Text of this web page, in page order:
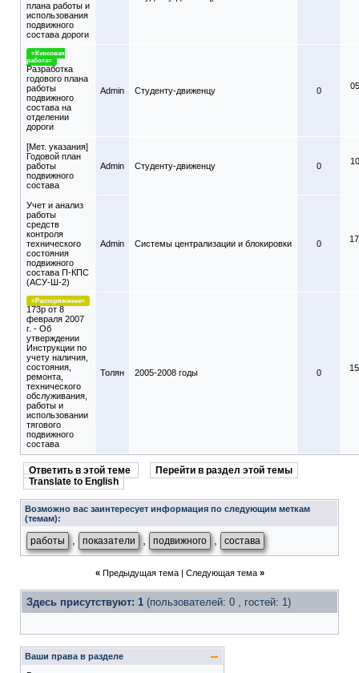
плана работы и
использования
подвижного
состава дороги
=Курсовая
работа=
Разработка
годового плана
работы
подвижного
состава на
отделении
дороги
Admin Студенту-движeнцу 0
[Мет. указания]
Годовой план
работы
подвижного
состава
Admin Студенту-движeнцу 0
Учет и анализ
работы
средств
контроля
технического
состояния
подвижного
состава П-КПС
(АСУ-Ш-2)
Admin Системы централизации и блокировки 0
=Распоряжение=
173р от 8
февраля 2007
г. - Об
утверждении
Инструкции по
учету наличия,
состояния,
ремонта,
технического
обслуживания,
работы и
использовании
тягового
подвижного
состава
Толян 2005-2008 годы 0
Ответить в этой теме
Перейти в раздел этой темы
Translate to English
Возможно вас заинтересует информация по следующим меткам
(темам):
работы показатели подвижного состава
« Предыдущая тема| Следующая тема »
Здесь присутствуют: 1 (пользователей: 0 , гостей: 1)
Ваши права в разделе